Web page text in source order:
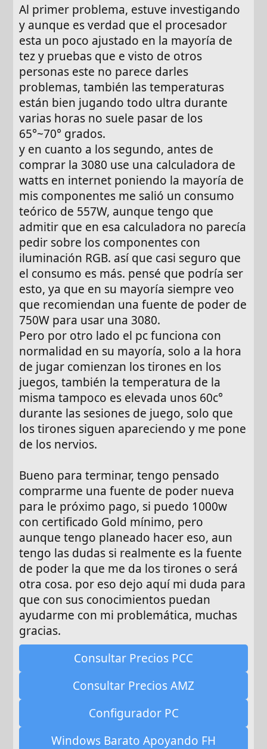
Al primer problema, estuve investigando
y aunque es verdad que el procesador
esta un poco ajustado en la mayoría de
tez y pruebas que e visto de otros
personas este no parece darles
problemas, también las temperaturas
están bien jugando todo ultra durante
varias horas no suele pasar de los
65°~70° grados.
y en cuanto a los segundo, antes de
comprar la 3080 use una calculadora de
watts en internet poniendo la mayoría de
mis componentes me salió un consumo
teórico de 557W, aunque tengo que
admitir que en esa calculadora no parecía
pedir sobre los componentes con
iluminación RGB. así que casi seguro que
el consumo es más. pensé que podría ser
esto, ya que en su mayoría siempre veo
que recomiendan una fuente de poder de
750W para usar una 3080.
Pero por otro lado el pc funciona con
normalidad en su mayoría, solo a la hora
de jugar comienzan los tirones en los
juegos, también la temperatura de la
misma tampoco es elevada unos 60c°
durante las sesiones de juego, solo que
los tirones siguen apareciendo y me pone
de los nervios.
Bueno para terminar, tengo pensado
comprarme una fuente de poder nueva
para le próximo pago, si puedo 1000w
con certificado Gold mínimo, pero
aunque tengo planeado hacer eso, aun
tengo las dudas si realmente es la fuente
de poder la que me da los tirones o será
otra cosa. por eso dejo aquí mi duda para
que con sus conocimientos puedan
ayudarme con mi problemática, muchas
gracias.
Consultar Precios PCC
Consultar Precios AMZ
Configurador PC
Windows Barato Apoyando FH